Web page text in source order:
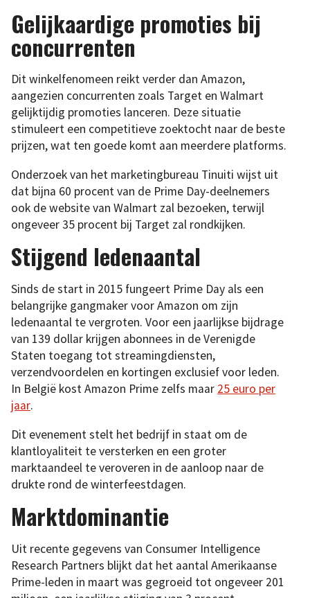
Gelijkaardige promoties bij
concurrenten
Dit winkelfenomeen reikt verder dan Amazon,
aangezien concurrenten zoals Target en Walmart
gelijktijdig promoties lanceren. Deze situatie
stimuleert een competitieve zoektocht naar de beste
prijzen, wat ten goede komt aan meerdere platforms.
Onderzoek van het marketingbureau Tinuiti wijst uit
dat bijna 60 procent van de Prime Day-deelnemers
ook de website van Walmart zal bezoeken, terwijl
ongeveer 35 procent bij Target zal rondkijken.
Stijgend ledenaantal
Sinds de start in 2015 fungeert Prime Day als een
belangrijke gangmaker voor Amazon om zijn
ledenaantal te vergroten. Voor een jaarlijkse bijdrage
van 139 dollar krijgen abonnees in de Verenigde
Staten toegang tot streamingdiensten,
verzendvoordelen en kortingen exclusief voor leden.
In België kost Amazon Prime zelfs maar 25 euro per
jaar.
Dit evenement stelt het bedrijf in staat om de
klantloyaliteit te versterken en een groter
marktaandeel te veroveren in de aanloop naar de
drukte rond de winterfeestdagen.
Marktdominantie
Uit recente gegevens van Consumer Intelligence
Research Partners blijkt dat het aantal Amerikaanse
Prime-leden in maart was gegroeid tot ongeveer 201